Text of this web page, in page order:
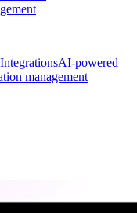
AI-powered
management